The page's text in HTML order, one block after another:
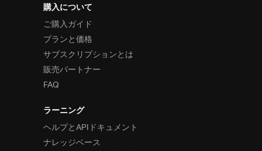
購入について
ご購入ガイド
プランと価格
サブスクリプションとは
販売パートナー
FAQ
ラーニング
ヘルプとAPIドキュメント
ナレッジベース